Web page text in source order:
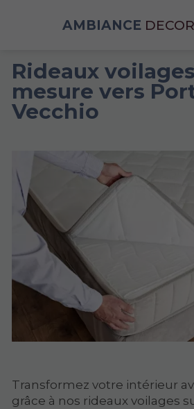
AMBIANCE
Rideaux
mesure vers
Vecchio
Transformez votre intérieur
grâce à nos rideaux voilages